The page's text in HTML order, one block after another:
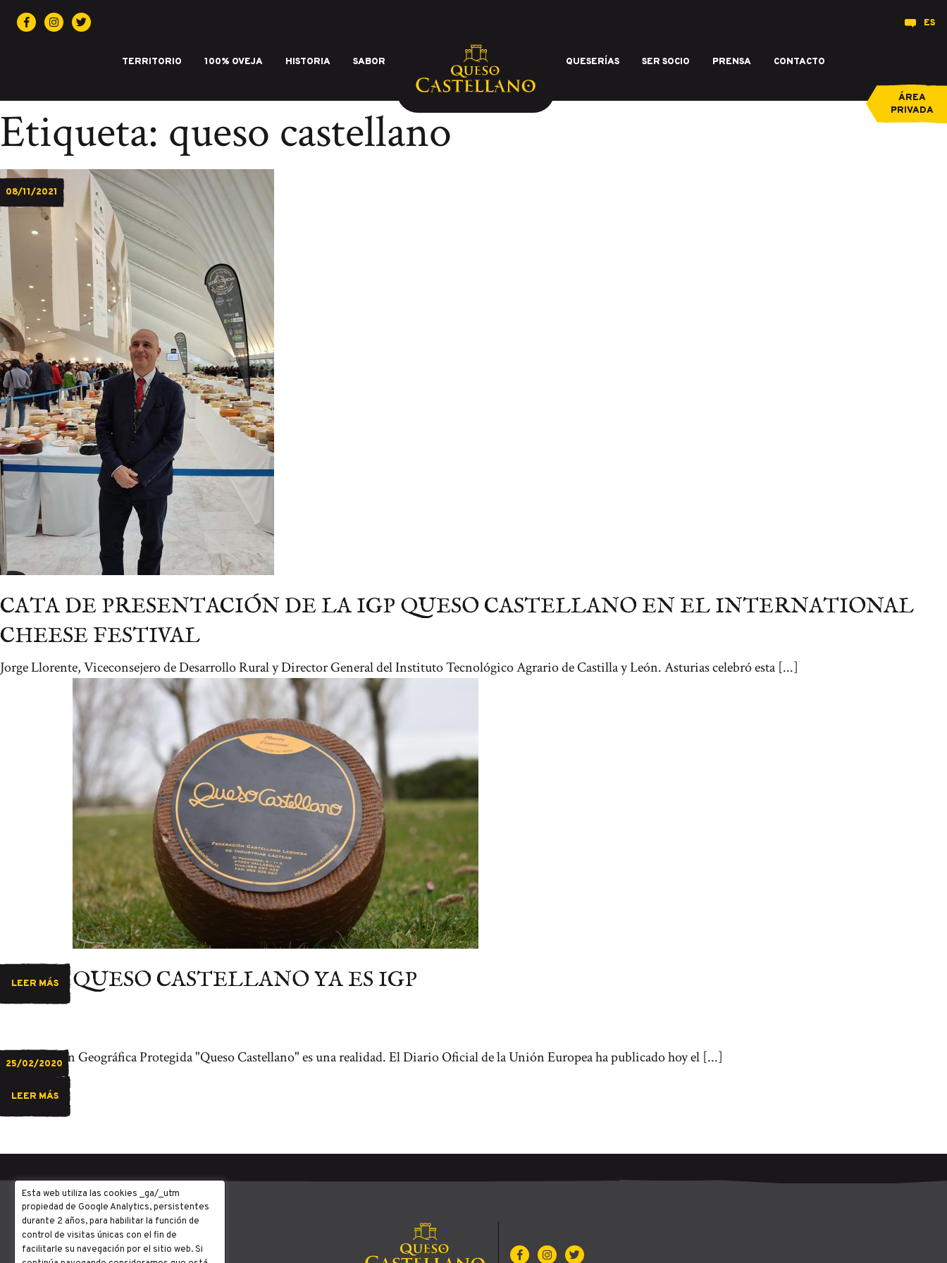
Facebook
Instagram
Twitter ES
IGP QUESO CASTELLANO. Marca de calidad de los mejores quesos producidos en Castilla y León.
TERRITORIO 100% OVEJA HISTORIA SABOR QUESERÍAS SER SOCIO PRENSA CONTACTO
ÁREA
PRIVADA
Etiqueta: queso castellano
08/11/2021
CATA DE PRESENTACIÓN DE LA IGP QUESO CASTELLANO EN EL INTERNATIONAL
CHEESE FESTIVAL
Jorge Llorente, Viceconsejero de Desarrollo Rural y Director General del Instituto Tecnológico Agrario de Castilla y León. Asturias celebró esta [...]
LEER MÁS
25/02/2020
QUESO CASTELLANO YA ES IGP
La Indicación Geográfica Protegida "Queso Castellano" es una realidad. El Diario Oficial de la Unión Europea ha publicado hoy el [...]
LEER MÁS
Facebook
Instagram
Twitter
Esta web utiliza las cookies _ga/_utm
propiedad de Google Analytics, persistentes
durante 2 años, para habilitar la función de
control de visitas únicas con el fin de
facilitarle su navegación por el sitio web. Si